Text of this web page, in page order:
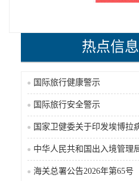
热点信息
国际旅行健康警示
国际旅行安全警示